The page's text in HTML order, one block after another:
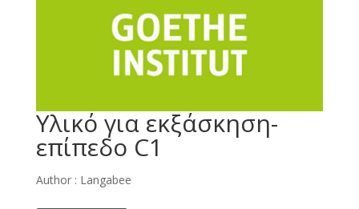
Υλικό για εκξάσκηση-
επίπεδο C1
Author : Langabee